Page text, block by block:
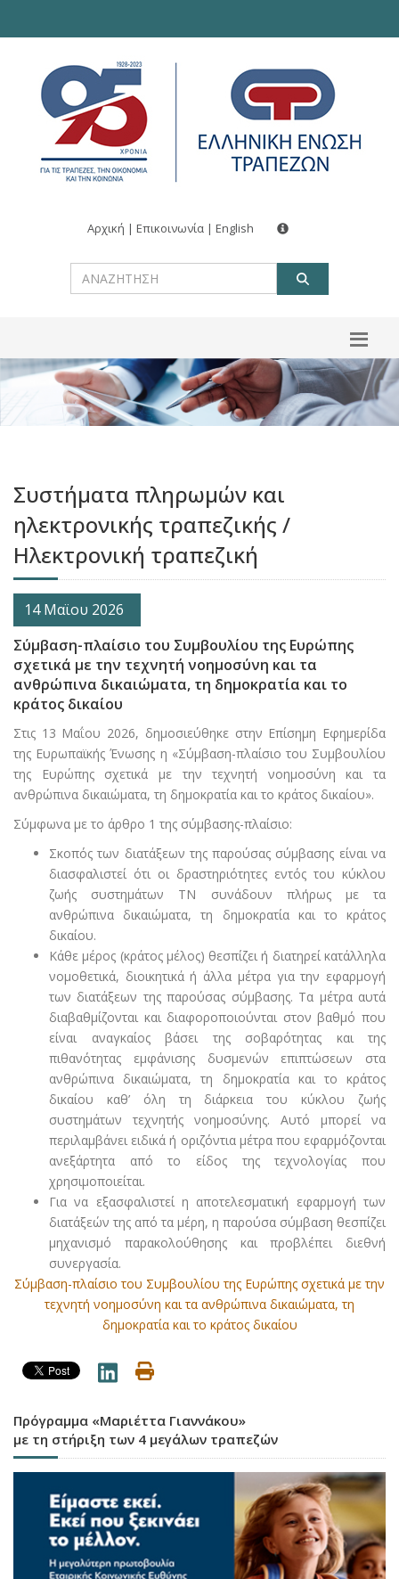
Αρχική | Επικοινωνία | English
Συστήματα πληρωμών και
ηλεκτρονικής τραπεζικής /
Ηλεκτρονική τραπεζική
14 Μαϊου 2026
Σύμβαση-πλαίσιο του Συμβουλίου της Ευρώπης
σχετικά με την τεχνητή νοημοσύνη και τα
ανθρώπινα δικαιώματα, τη δημοκρατία και το
κράτος δικαίου
Στις 13 Μαΐου 2026, δημοσιεύθηκε στην Επίσημη Εφημερίδα
της Ευρωπαϊκής Ένωσης η «Σύμβαση-πλαίσιο του Συμβουλίου
της Ευρώπης σχετικά με την τεχνητή νοημοσύνη και τα
ανθρώπινα δικαιώματα, τη δημοκρατία και το κράτος δικαίου».
Σύμφωνα με το άρθρο 1 της σύμβασης-πλαίσιο:
Σκοπός των διατάξεων της παρούσας σύμβασης είναι να
διασφαλιστεί ότι οι δραστηριότητες εντός του κύκλου
ζωής συστημάτων ΤΝ συνάδουν πλήρως με τα
ανθρώπινα δικαιώματα, τη δημοκρατία και το κράτος
δικαίου.
Κάθε μέρος (κράτος μέλος) θεσπίζει ή διατηρεί κατάλληλα
νομοθετικά, διοικητικά ή άλλα μέτρα για την εφαρμογή
των διατάξεων της παρούσας σύμβασης. Τα μέτρα αυτά
διαβαθμίζονται και διαφοροποιούνται στον βαθμό που
είναι αναγκαίος βάσει της σοβαρότητας και της
πιθανότητας εμφάνισης δυσμενών επιπτώσεων στα
ανθρώπινα δικαιώματα, τη δημοκρατία και το κράτος
δικαίου καθ’ όλη τη διάρκεια του κύκλου ζωής
συστημάτων τεχνητής νοημοσύνης. Αυτό μπορεί να
περιλαμβάνει ειδικά ή οριζόντια μέτρα που εφαρμόζονται
ανεξάρτητα από το είδος της τεχνολογίας που
χρησιμοποιείται.
Για να εξασφαλιστεί η αποτελεσματική εφαρμογή των
διατάξεών της από τα μέρη, η παρούσα σύμβαση θεσπίζει
μηχανισμό παρακολούθησης και προβλέπει διεθνή
συνεργασία.
Σύμβαση-πλαίσιο του Συμβουλίου της Ευρώπης σχετικά με την
τεχνητή νοημοσύνη και τα ανθρώπινα δικαιώματα, τη
δημοκρατία και το κράτος δικαίου
Πρόγραμμα «Μαριέττα Γιαννάκου»
με τη στήριξη των 4 μεγάλων τραπεζών